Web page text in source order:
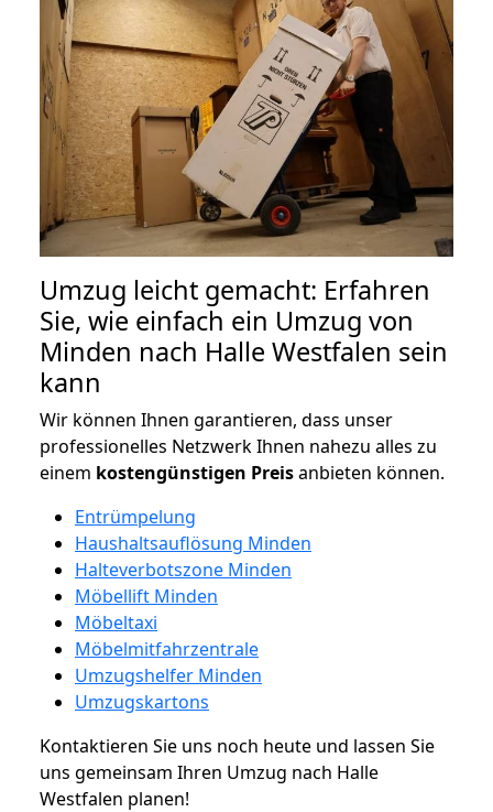
Umzug leicht gemacht: Erfahren
Sie, wie einfach ein Umzug von
Minden nach Halle Westfalen sein
kann
Wir können Ihnen garantieren, dass unser
professionelles Netzwerk Ihnen nahezu alles zu
einem kostengünstigen Preisanbieten können.
Entrümpelung
Haushaltsauflösung Minden
Halteverbotszone Minden
Möbellift Minden
Möbeltaxi
Möbelmitfahrzentrale
Umzugshelfer Minden
Umzugskartons
Kontaktieren Sie uns noch heute und lassen Sie
uns gemeinsam Ihren Umzug nach Halle
Westfalen planen!